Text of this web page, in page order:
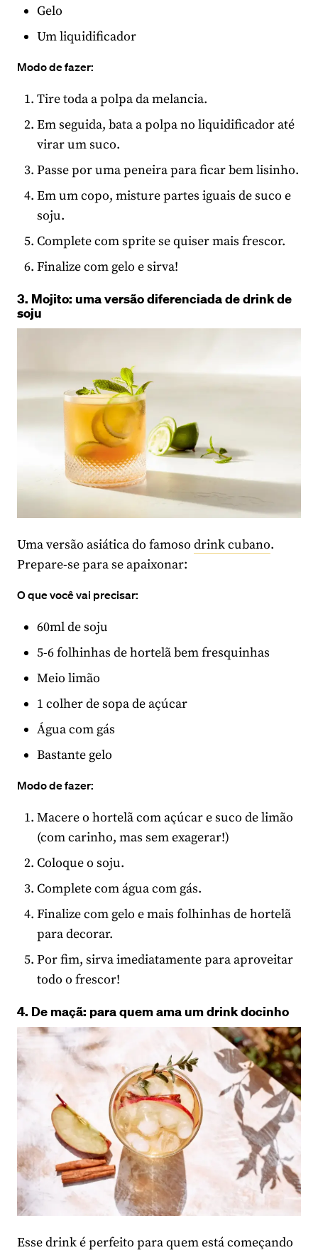
Gelo
Um liquidificador
Modo de fazer:
Tire toda a polpa da melancia.
Em seguida, bata a polpa no liquidificador até
virar um suco.
Passe por uma peneira para ficar bem lisinho.
Em um copo, misture partes iguais de suco e
soju.
Complete com sprite se quiser mais frescor.
Finalize com gelo e sirva!
3. Mojito: uma versão diferenciada de drink de
soju
Uma versão asiática do famoso drink cubano.
Prepare-se para se apaixonar:
O que você vai precisar:
60ml de soju
5-6 folhinhas de hortelã bem fresquinhas
Meio limão
1 colher de sopa de açúcar
Água com gás
Bastante gelo
Modo de fazer:
Macere o hortelã com açúcar e suco de limão
(com carinho, mas sem exagerar!)
Coloque o soju.
Complete com água com gás.
Finalize com gelo e mais folhinhas de hortelã
para decorar.
Por fim, sirva imediatamente para aproveitar
todo o frescor!
4. De maçã: para quem ama um drink docinho
Esse drink é perfeito para quem está começando